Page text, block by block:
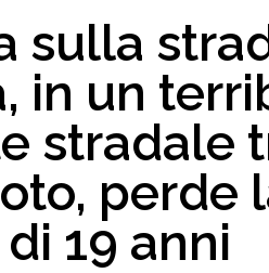
sulla
in un
stradale
perde
19 anni